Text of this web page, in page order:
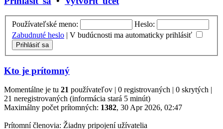
Používateľské meno:
Heslo:
Zabudnuté heslo | V budúcnosti ma automaticky prihlásiť
Kto je prítomný
Momentálne je tu 21 používateľov | 0 registrovaných | 0 skrytých |
21 neregistrovaných (informácia stará 5 minút)
Maximálny počet prítomných: 1382, 30 Apr 2026, 02:47
Prítomní členovia: Žiadny pripojení užívatelia